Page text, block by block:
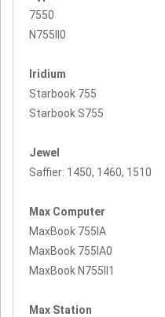
7550
N755II0
Iridium
Starbook 755
Starbook S755
Jewel
Saffier: 1450, 1460, 1510
Max Computer
MaxBook 755IA
MaxBook 755IA0
MaxBook N755II1
Max Station